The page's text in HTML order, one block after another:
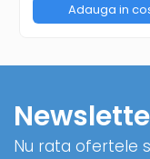
Adauga in
Nu rata ofertele